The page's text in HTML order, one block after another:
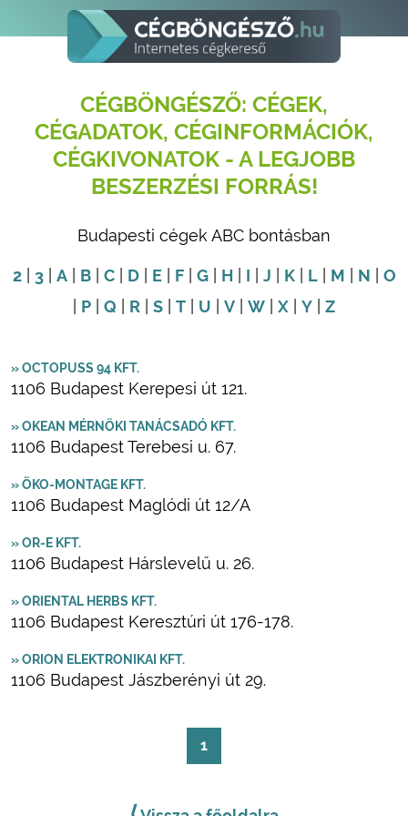
CÉGBÖNGÉSZŐ: CÉGEK,
CÉGADATOK, CÉGINFORMÁCIÓK,
CÉGKIVONATOK - A LEGJOBB
BESZERZÉSI FORRÁS!
Budapesti cégek ABC bontásban
2| 3| A| B| C| D| E| F| G| H I J K| L| M N
O
P Q R S T U V W X Y Z
» OCTOPUSS 94 KFT.
1106 Budapest Kerepesi út 121.
» OKEAN MÉRNÖKI TANÁCSADÓ KFT.
1106 Budapest Terebesi u. 67.
» ÖKO-MONTAGE KFT.
1106 Budapest Maglódi út 12/A
» OR-E KFT.
1106 Budapest Hárslevelű u. 26.
» ORIENTAL HERBS KFT.
1106 Budapest Keresztúri út 176-178.
» ORION ELEKTRONIKAI KFT.
1106 Budapest Jászberényi út 29.
1